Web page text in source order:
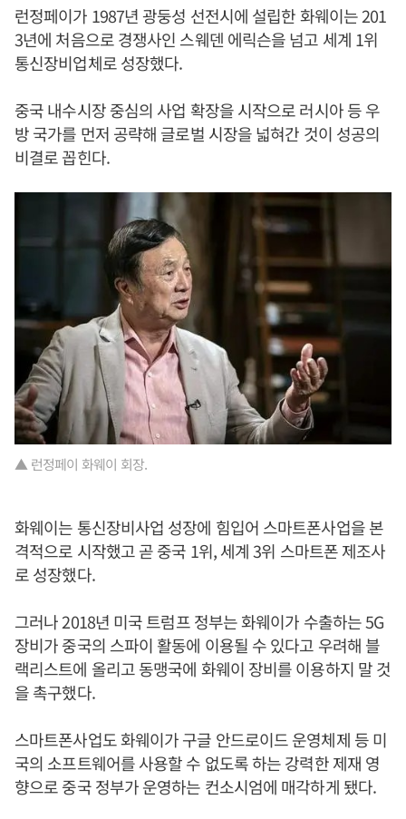
런정페이가 1987년 광둥성 선전시에 설립한 화웨이는 201
3년에 처음으로 경쟁사인 스웨덴 에릭슨을 넘고 세계 1위
통신장비업체로 성장했다.
중국 내수시장 중심의 사업 확장을 시작으로 러시아 등 우
방 국가를 먼저 공략해 글로벌 시장을 넓혀간 것이 성공의
비결로 꼽힌다.
▲ 런정페이 화웨이 회장.
화웨이는 통신장비사업 성장에 힘입어 스마트폰사업을 본
격적으로 시작했고 곧 중국 1위, 세계 3위 스마트폰 제조사
로 성장했다.
그러나 2018년 미국 트럼프 정부는 화웨이가 수출하는 5G
장비가 중국의 스파이 활동에 이용될 수 있다고 우려해 블
랙리스트에 올리고 동맹국에 화웨이 장비를 이용하지 말 것
을 촉구했다.
스마트폰사업도 화웨이가 구글 안드로이드 운영체제 등 미
국의 소프트웨어를 사용할 수 없도록 하는 강력한 제재 영
향으로 중국 정부가 운영하는 컨소시엄에 매각하게 됐다.